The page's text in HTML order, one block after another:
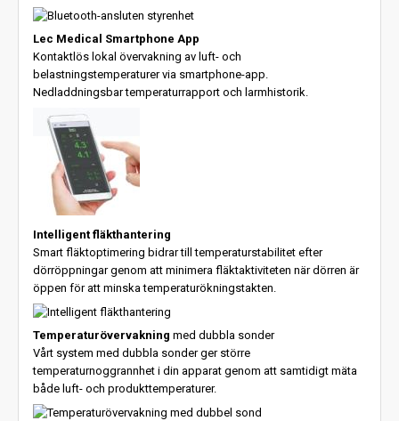
Lec Medical Smartphone App
Kontaktlös lokal övervakning av luft- och
belastningstemperaturer via smartphone-app.
Nedladdningsbar temperaturrapport och larmhistorik.
Intelligent fläkthantering
Smart fläktoptimering bidrar till temperaturstabilitet efter
dörröppningar genom att minimera fläktaktiviteten när dörren är
öppen för att minska temperaturökningstakten.
Temperaturövervakning med dubbla sonder
Vårt system med dubbla sonder ger större
temperaturnoggrannhet i din apparat genom att samtidigt mäta
både luft- och produkttemperaturer.